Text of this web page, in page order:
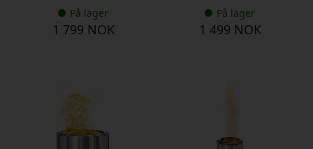
På lager
1 799 NOK
På lager
1 499 NOK